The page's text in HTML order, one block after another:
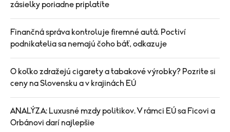
zásielky poriadne priplatíte
Finančná správa kontroluje firemné autá. Poctiví
podnikatelia sa nemajú čoho báť, odkazuje
O koľko zdražejú cigarety a tabakové výrobky? Pozrite si
ceny na Slovensku a v krajinách EÚ
ANALÝZA: Luxusné mzdy politikov. V rámci EÚ sa Ficovi a
Orbánovi darí najlepšie